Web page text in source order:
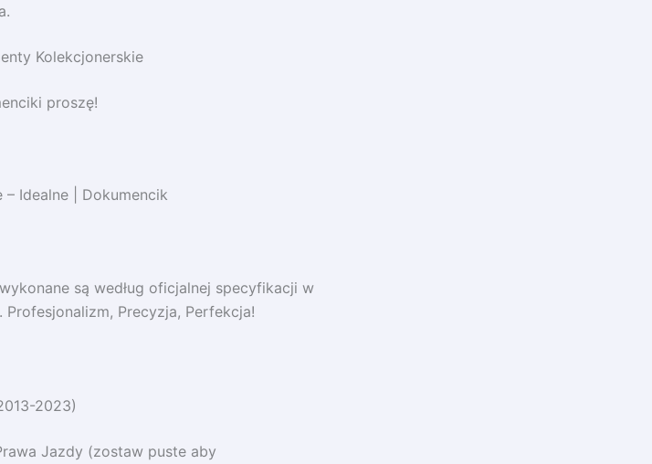
Kolekcjonerskie
proszę!
Idealne | Dokumencik
są według oficjalnej specyfikacji w
Precyzja, Perfekcja!
2023)
Jazdy (zostaw puste aby